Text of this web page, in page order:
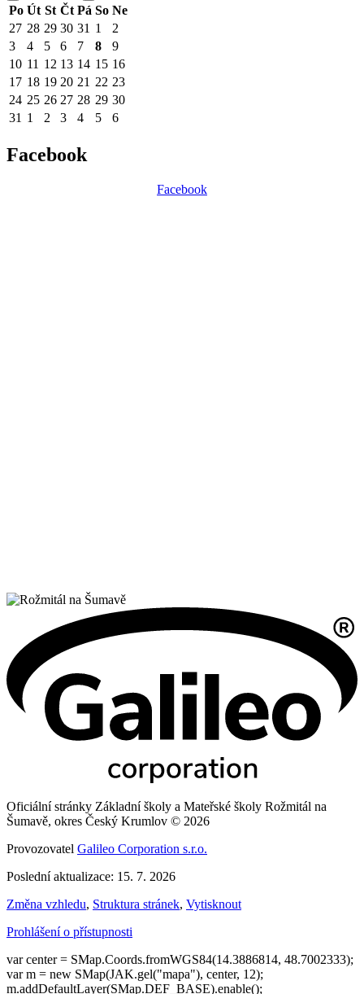
Po Út St Čt Pá So Ne
27 28 29 30 31 1
2
3
4 5 6 7 8
9
10 11 12 13 14 15 16
17 18 19 20 21 22 23
24 25 26 27 28 29 30
31 1 2 3 4 5 6
Facebook
Facebook
Oficiální stránky Základní školy a Mateřské školy Rožmitál na
Šumavě, okres Český Krumlov © 2026
Provozovatel Galileo Corporation s.r.o.
Poslední aktualizace: 15. 7. 2026
Změna vzhledu, Struktura stránek, Vytisknout
Prohlášení o přístupnosti
var center = SMap.Coords.fromWGS84(14.3886814, 48.7002333);
var m = new SMap(JAK.gel("mapa"), center, 12);
m.addDefaultLayer(SMap.DEF_BASE).enable();